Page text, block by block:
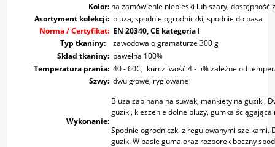
Kolor: na zamówienie niebieski lub szary,
Asortyment kolekcji: bluza, spodnie ogrodniczki, spodnie do pasa
Norma / Certyfikat: EN 20340, CE kategoria I
Typ tkaniny:
zawodowa o gramaturze 300 g
Skład tkaniny: bawełna 100%
Temperatura prania: 40 - 60C, kurczliwość 4 - 5% zależne od
Szwy: dwuigłowe, ryglowane
Wykonanie:
Bluza zapinana na suwak, mankiety na guziki.
guziki, kieszenie dolne bluzy, gumka
Spodnie ogrodniczki z regulowanymi szelkami.
guzik. W pasie guma oraz rozporek boczny